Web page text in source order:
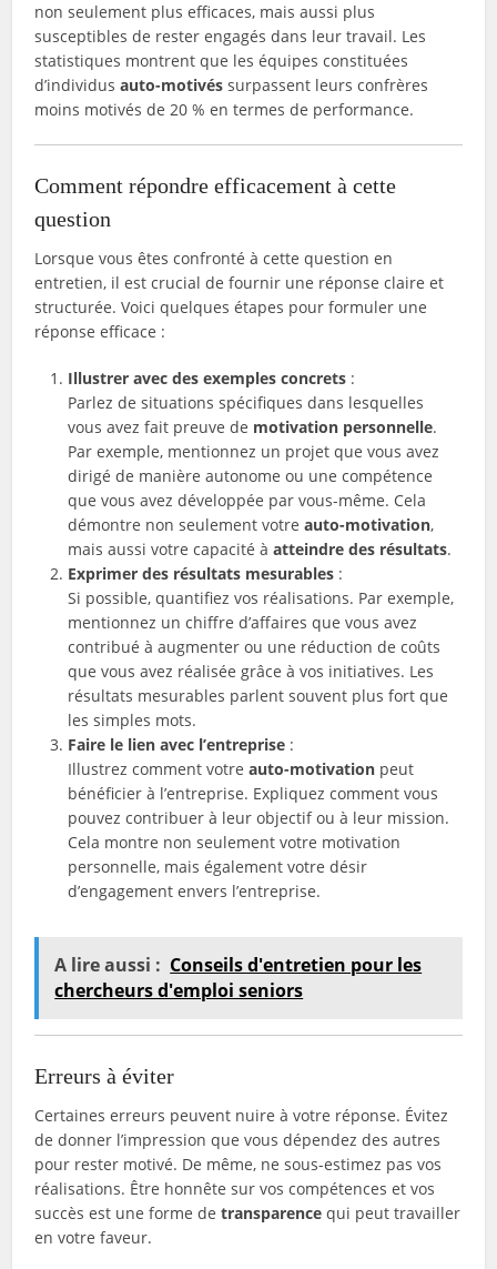
non seulement plus efficaces, mais aussi plus
susceptibles de rester engagés dans leur travail. Les
statistiques montrent que les équipes constituées
d’individusauto-motivés surpassent leurs confrères
moins motivés de 20 % en termes de performance.
Comment répondre efficacement à cette
question
Lorsque vous êtes confronté à cette question en
entretien, il est crucial de fournir une réponse claire et
structurée. Voici quelques étapes pour formuler une
réponse efficace :
Illustrer avec des exemples concrets :
Parlez de situations spécifiques dans lesquelles
vous avez fait preuve de motivation personnelle.
Par exemple, mentionnez un projet que vous avez
dirigé de manière autonome ou une compétence
que vous avez développée par vous-même. Cela
démontre non seulement votreauto-motivation,
mais aussi votre capacité àatteindre des résultats.
Exprimer des résultats mesurables :
Si possible, quantifiez vos réalisations. Par exemple,
mentionnez un chiffre d’affaires que vous avez
contribué à augmenter ou une réduction de coûts
que vous avez réalisée grâce à vos initiatives. Les
résultats mesurables parlent souvent plus fort que
les simples mots.
Faire le lien avec l’entreprise :
Illustrez comment votreauto-motivation peut
bénéficier à l’entreprise. Expliquez comment vous
pouvez contribuer à leur objectif ou à leur mission.
Cela montre non seulement votre motivation
personnelle, mais également votre désir
d’engagement envers l’entreprise.
A lire aussi : Conseils d'entretien pour les
chercheurs d'emploi seniors
Erreurs à éviter
Certaines erreurs peuvent nuire à votre réponse. Évitez
de donner l’impression que vous dépendez des autres
pour rester motivé. De même, ne sous-estimez pas vos
réalisations. Être honnête sur vos compétences et vos
succès est une forme detransparence qui peut travailler
en votre faveur.